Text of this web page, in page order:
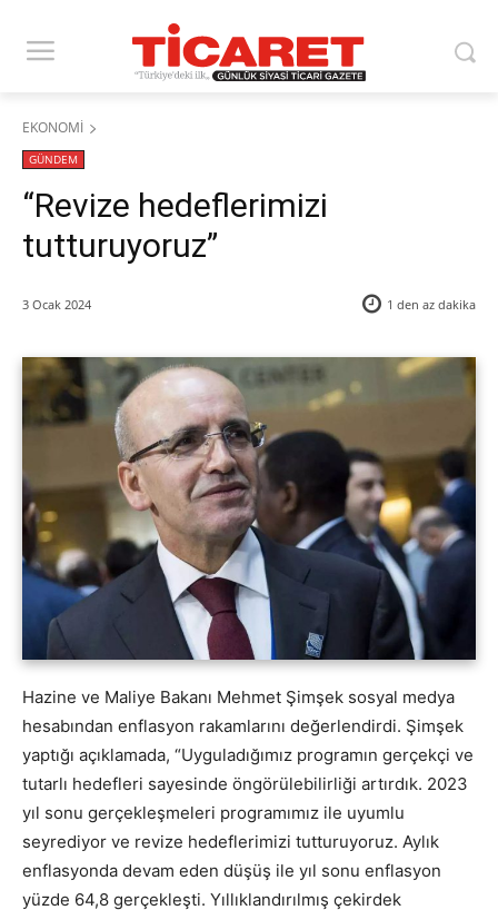
EKONOMİ
GÜNDEM
“Revize hedeflerimizi
tutturuyoruz”
3 Ocak 2024 1 den az dakika
Hazine ve Maliye Bakanı Mehmet Şimşek sosyal medya
hesabından enflasyon rakamlarını değerlendirdi. Şimşek
yaptığı açıklamada, “Uyguladığımız programın gerçekçi ve
tutarlı hedefleri sayesinde öngörülebilirliği artırdık. 2023
yıl sonu gerçekleşmeleri programımız ile uyumlu
seyrediyor ve revize hedeflerimizi tutturuyoruz. Aylık
enflasyonda devam eden düşüş ile yıl sonu enflasyon
yüzde 64,8 gerçekleşti. Yıllıklandırılmış çekirdek